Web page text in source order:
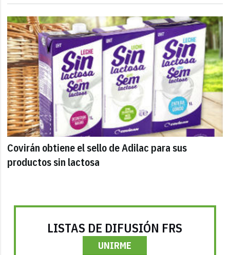
Covirán obtiene el sello de Adilac para sus
productos sin lactosa
LISTAS DE DIFUSIÓN FRS
UNIRME